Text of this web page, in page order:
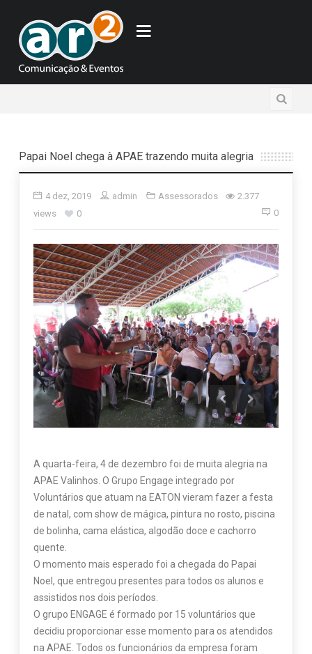
Papai Noel chega à APAE trazendo muita alegria
4 dez, 2019 admin Assessorados
2.377
views
0 0
A quarta-feira, 4 de dezembro foi de muita alegria na
APAE Valinhos. O Grupo Engage integrado por
Voluntários que atuam na EATON vieram fazer a festa
de natal, com show de mágica, pintura no rosto, piscina
de bolinha, cama elástica, algodão doce e cachorro
quente.
O momento mais esperado foi a chegada do Papai
Noel, que entregou presentes para todos os alunos e
assistidos nos dois períodos.
O grupo ENGAGE é formado por 15 voluntários que
decidiu proporcionar esse momento para os atendidos
na APAE. Todos os funcionários da empresa foram